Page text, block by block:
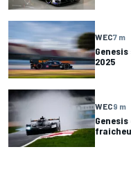
WEC7 m
2025
WEC9 m